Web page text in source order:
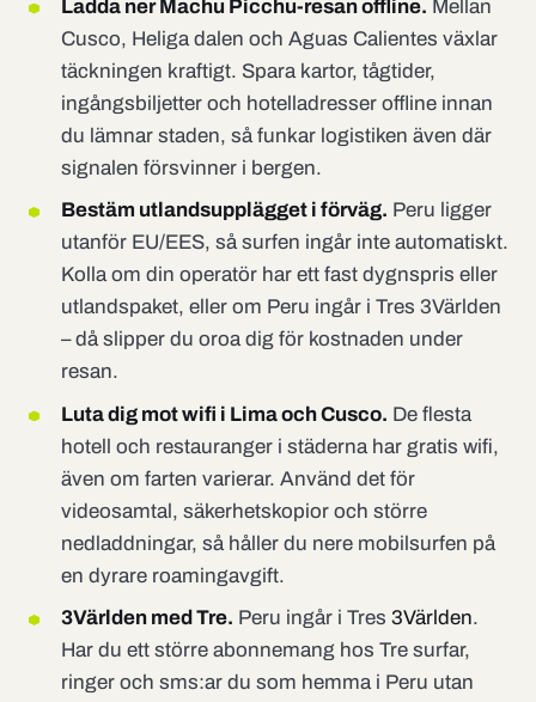
Ladda ner Machu Picchu-resan offline. Mellan
Cusco, Heliga dalen och Aguas Calientes växlar
täckningen kraftigt. Spara kartor, tågtider,
ingångsbiljetter och hotelladresser offline innan
du lämnar staden, så funkar logistiken även där
signalen försvinner i bergen.
Bestäm utlandsupplägget i förväg. Peru ligger
utanför EU/EES, så surfen ingår inte automatiskt.
Kolla om din operatör har ett fast dygnspris eller
utlandspaket, eller om Peru ingår i Tres 3Världen
– då slipper du oroa dig för kostnaden under
resan.
Luta dig mot wifi i Lima och Cusco. De flesta
hotell och restauranger i städerna har gratis wifi,
även om farten varierar. Använd det för
videosamtal, säkerhetskopior och större
nedladdningar, så håller du nere mobilsurfen på
en dyrare roamingavgift.
3Världen med Tre. Peru ingår i Tres3Världen.
Har du ett större abonnemang hos Tre surfar,
ringer och sms:ar du som hemma i Peru utan